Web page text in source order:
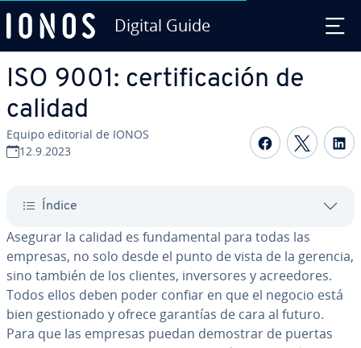
Digital Guide
ISO 9001: ce­r­ti­fi­ca­ción de
calidad
Equipo editorial de IONOS
12.9.2023
Compartir
Índice
Asegurar la calidad es fu­n­da­me­n­tal para todas las
empresas, no solo desde el punto de vista de la gerencia,
sino también de los clientes, in­ve­r­so­res y acree­do­res.
Todos ellos deben poder confiar en que el negocio está
bien ge­s­tio­na­do y ofrece garantías de cara al futuro.
Para que las empresas puedan demostrar de puertas